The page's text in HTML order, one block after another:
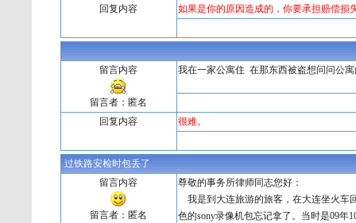
回复内容 如果是你的原因造成的，你要承担赔偿损
留言内容
留言者：匿名
我在一家公寓住 在那东西被盗想问问公
回复内容 很难。
过铁路安检时包丢了
留言内容
留言者：匿名
尊敬的事务所律师同志您好：
我是到大连旅游的旅客，在大连坐火车
色的sony录像机包忘记拿了。当时是09年